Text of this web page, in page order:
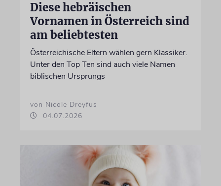
Diese hebräischen
Vornamen in Österreich sind
am beliebtesten
Österreichische Eltern wählen gern Klassiker.
Unter den Top Ten sind auch viele Namen
biblischen Ursprungs
von Nicole Dreyfus
04.07.2026